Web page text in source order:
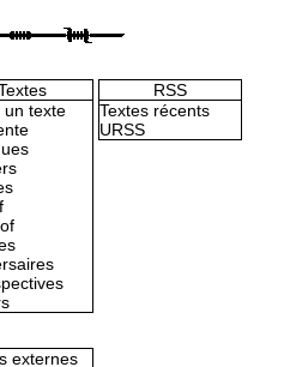
un texte
RSS
Textes récents
URSS
externes